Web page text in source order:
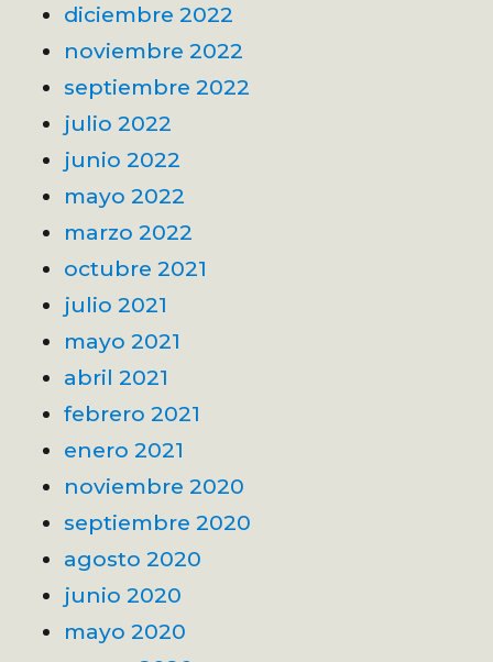
diciembre 2022
noviembre 2022
septiembre 2022
julio 2022
junio 2022
mayo 2022
marzo 2022
octubre 2021
julio 2021
mayo 2021
abril 2021
febrero 2021
enero 2021
noviembre 2020
septiembre 2020
agosto 2020
junio 2020
mayo 2020